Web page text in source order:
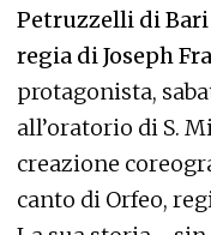
Petruzzelli di Bari
regia di Joseph
protagonista,
all’oratorio di S.
creazione
canto di Orfeo,